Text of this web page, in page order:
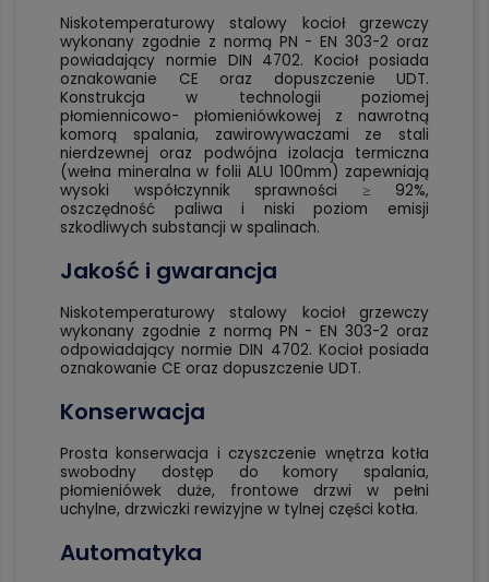
Niskotemperaturowy stalowy kocioł grzewczy
wykonany zgodnie z normą PN - EN 303-2 oraz
powiadający normie DIN 4702. Kocioł posiada
oznakowanie CE oraz dopuszczenie UDT.
Konstrukcja w technologii poziomej
płomiennicowo- płomieniówkowej z nawrotną
komorą spalania, zawirowywaczami ze stali
nierdzewnej oraz podwójna izolacja termiczna
(wełna mineralna w folii ALU 100mm) zapewniają
wysoki współczynnik sprawności ≥ 92%,
oszczędność paliwa i niski poziom emisji
szkodliwych substancji w spalinach.
Jakość i gwarancja
Niskotemperaturowy stalowy kocioł grzewczy
wykonany zgodnie z normą PN - EN 303-2 oraz
odpowiadający normie DIN 4702. Kocioł posiada
oznakowanie CE oraz dopuszczenie UDT.
Konserwacja
Prosta konserwacja i czyszczenie wnętrza kotła
swobodny dostęp do komory spalania,
płomieniówek duże, frontowe drzwi w pełni
uchylne, drzwiczki rewizyjne w tylnej części kotła.
Automatyka